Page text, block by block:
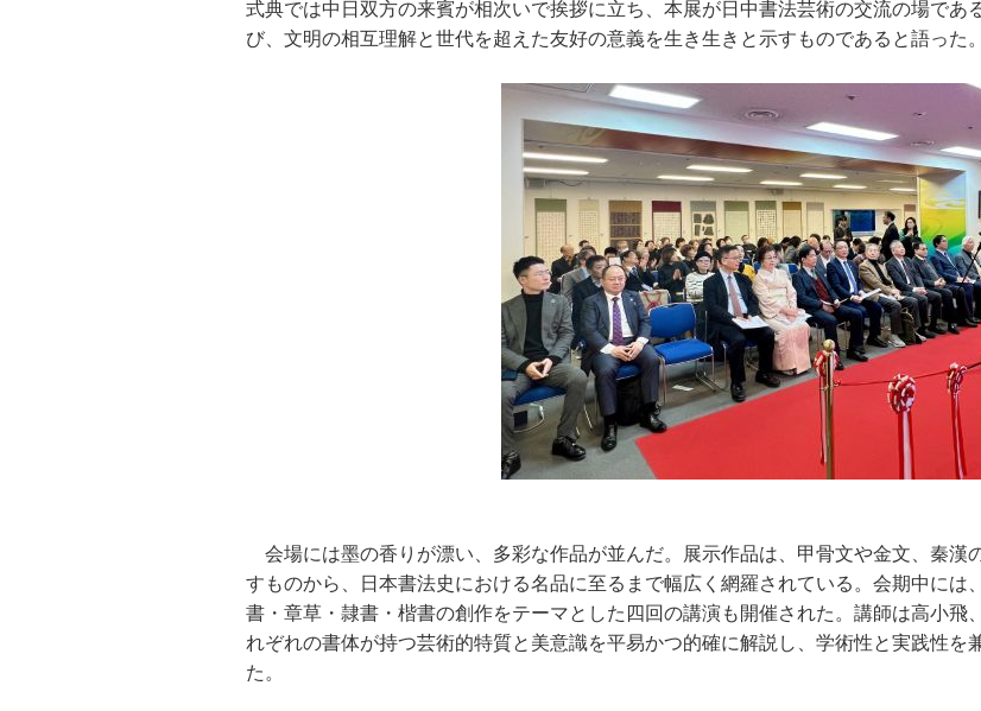
式典では中日双方の来賓が相次いで挨拶に立ち、本展が日中書法芸術の交流の場であ
び、文明の相互理解と世代を超えた友好の意義を生き生きと示すものであると語った。
会場には墨の香りが漂い、多彩な作品が並んだ。展示作品は、甲骨文や金文、秦漢
すものから、日本書法史における名品に至るまで幅広く網羅されている。会期中には
書・章草・隷書・楷書の創作をテーマとした四回の講演も開催された。講師は高小飛
れぞれの書体が持つ芸術的特質と美意識を平易かつ的確に解説し、学術性と実践性を
た。